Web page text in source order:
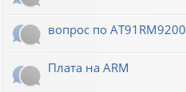
вопрос по AT91RM9200
Плата на ARM